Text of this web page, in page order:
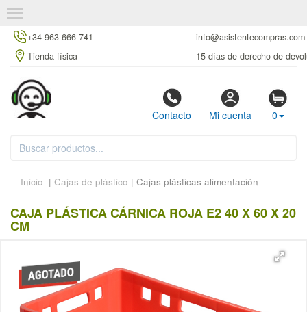
+34 963 666 741
info@asistentecompras.com
Tienda física
15 días de derecho de
Contacto Mi cuenta 0
Inicio | Cajas de plástico | Cajas plásticas alimentación
CAJA PLÁSTICA CÁRNICA ROJA E2 40 X 60 X 20
CM